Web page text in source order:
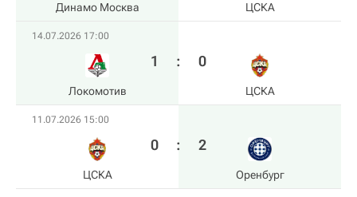
Динамо Москва ЦСКА
14.07.2026 17:00
Локомотив
1 : 0
ЦСКА
11.07.2026 15:00
ЦСКА
0 : 2
Оренбург